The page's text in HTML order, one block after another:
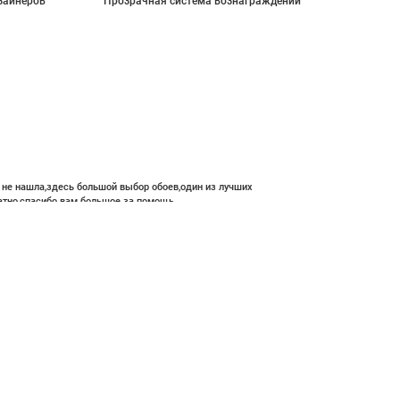
нашла,здесь большой выбор обоев,один из лучших
вам большое за помощь.